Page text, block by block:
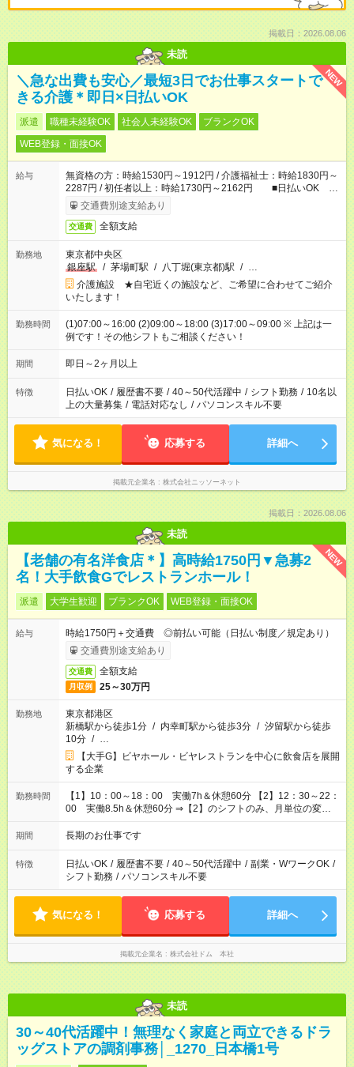
掲載日：2026.08.06
未読
NEW
＼急な出費も安心／最短3日でお仕事スタートで
きる介護＊即日×日払いOK
派遣 職種未経験OK 社会人未経験OK
ブランクOK
WEB登録・面接OK
給与
無資格の方：時給1530円～1912円 / 介護福祉士：時給1830円～
2287円 / 初任者以上：時給1730円～2162円 ■日払いOK ■
日収例：1万2240円（時給1530円×8h）
交通費別途支給あり
交通費 全額支給
勤務地
東京都中央区
銀座駅
/ 茅場町駅 / 八丁堀(東京都)駅 / …
介護施設 ★自宅近くの施設など、ご希望に合わせてご紹介
いたします！
勤務時間
(1)07:00～16:00 (2)09:00～18:00 (3)17:00～09:00 ※ 上記は一
例です！その他シフトもご相談ください！
期間 即日～2ヶ月以上
特徴 日払いOK / 履歴書不要 / 40～50代活躍中 / シフト勤務 / 10名以
上の大量募集 / 電話対応なし / パソコンスキル不要
気になる！ 応募する 詳細へ
掲載元企業名 株式会社ニッソーネット
掲載日：2026.08.06
未読
NEW
【老舗の有名洋食店＊】高時給1750円▼急募2
名！大手飲食Gでレストランホール！
派遣 大学生歓迎 ブランクOK WEB登録・面接OK
給与
時給1750円＋交通費 ◎前払い可能（日払い制度／規定あり）
交通費別途支給あり
交通費 全額支給
月収例 25～30万円
勤務地
東京都港区
新橋駅から徒歩1分 / 内幸町駅から徒歩3分 / 汐留駅から徒歩
10分 / …
【大手G】ビヤホール・ビヤレストランを中心に飲食店を展開
する企業
勤務時間
【1】10：00～18：00 実働7h＆休憩60分 【2】12：30～22：
00 実働8.5h＆休憩60分 ⇒【2】のシフトのみ、月単位の変形
労働制：160～177.1h/月（超過分は別途全額支給） ★時短相談
OK（6h～）
期間 長期のお仕事です
特徴 日払いOK / 履歴書不要 / 40～50代活躍中 / 副業・WワークOK /
シフト勤務 / パソコンスキル不要
気になる！ 応募する 詳細へ
掲載元企業名 株式会社ドム 本社
未読
30～40代活躍中！無理なく家庭と両立できるドラ
ッグストアの調剤事務│_1270_日本橋1号